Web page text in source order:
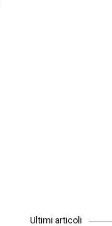
Ultimi articoli